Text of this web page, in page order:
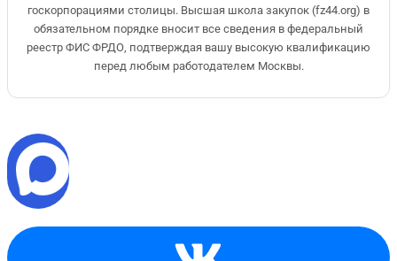
госкорпорациями столицы. Высшая школа закупок (fz44.org) в
обязательном порядке вносит все сведения в федеральный
реестр ФИС ФРДО, подтверждая вашу высокую квалификацию
перед любым работодателем Москвы.